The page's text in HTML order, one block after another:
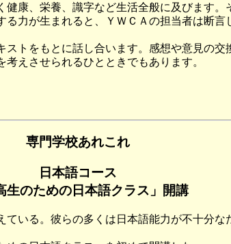
康、栄養、識字など生活全般に及びます
力が生まれると、ＹＷＣＡの担当者は断
トをもとに話し合います。感想や意見の
えさせられるひとときでもあります。
専門学校あれこれ
日本語コース
生のための日本語クラス」開講
いる。彼らの多くは日本語能力が不十分